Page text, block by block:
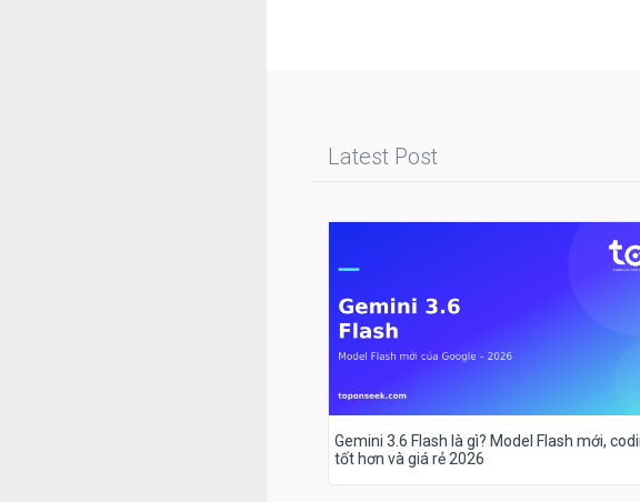
Latest Post
Gemini 3.6 Flash là gì? Model Flash mới,
tốt hơn và giá rẻ 2026